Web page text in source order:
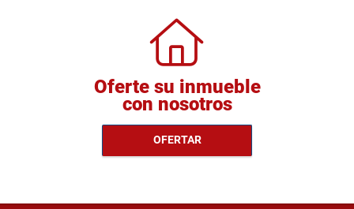
Oferte su inmueble
con nosotros
OFERTAR